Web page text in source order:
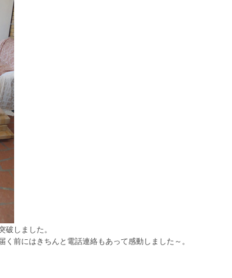
しました。
前にはきちんと電話連絡もあって感動しました～。